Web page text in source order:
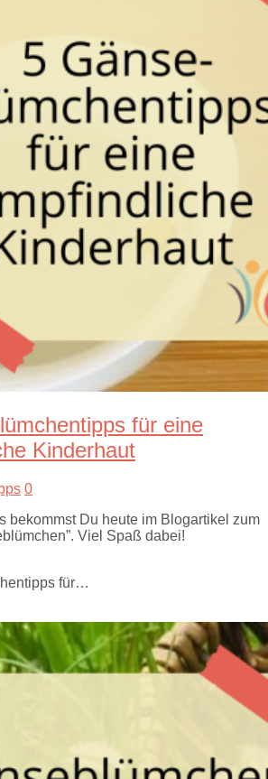
für eine
Kinderhaut
0
bekommst Du heute im Blogartikel zum
Viel Spaß dabei!
für…